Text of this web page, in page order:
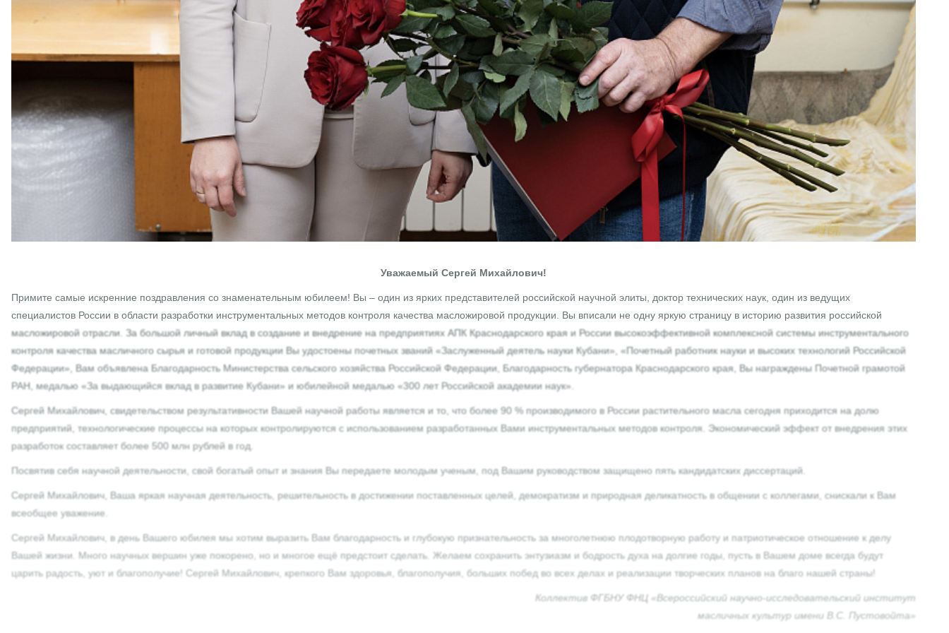
Уважаемый Сергей Михайлович!
Примите самые искренние поздравления со знаменательным юбилеем! Вы – один из ярких представителей российской научной элиты, доктор технических наук, один из ведущих
специалистов России в области разработки инструментальных методов контроля качества масложировой продукции. Вы вписали не одну яркую страницу в историю развития российской
масложировой отрасли. За большой личный вклад в создание и внедрение на предприятиях АПК Краснодарского края и России высокоэффективной комплексной системы инструментального
контроля качества масличного сырья и готовой продукции Вы удостоены почетных званий «Заслуженный деятель науки Кубани», «Почетный работник науки и высоких технологий Российской
Федерации», Вам объявлена Благодарность Министерства сельского хозяйства Российской Федерации, Благодарность губернатора Краснодарского края, Вы награждены Почетной грамотой
РАН, медалью «За выдающийся вклад в развитие Кубани» и юбилейной медалью «300 лет Российской академии наук».
Сергей Михайлович, свидетельством результативности Вашей научной работы является и то, что более 90 % производимого в России растительного масла сегодня приходится на долю
предприятий, технологические процессы на которых контролируются с использованием разработанных Вами инструментальных методов контроля. Экономический эффект от внедрения этих
разработок составляет более 500 млн рублей в год.
Посвятив себя научной деятельности, свой богатый опыт и знания Вы передаете молодым ученым, под Вашим руководством защищено пять кандидатских диссертаций.
Сергей Михайлович, Ваша яркая научная деятельность, решительность в достижении поставленных целей, демократизм и природная деликатность в общении с коллегами, снискали к Вам
всеобщее уважение.
Сергей Михайлович, в день Вашего юбилея мы хотим выразить Вам благодарность и глубокую признательность за многолетнюю плодотворную работу и патриотическое отношение к делу
Вашей жизни. Много научных вершин уже покорено, но и многое ещё предстоит сделать. Желаем сохранить энтузиазм и бодрость духа на долгие годы, пусть в Вашем доме всегда будут
царить радость, уют и благополучие! Сергей Михайлович, крепкого Вам здоровья, благополучия, больших побед во всех делах и реализации творческих планов на благо нашей страны!
Коллектив ФГБНУ ФНЦ «Всероссийский научно-исследовательский институт
масличных культур имени В.С. Пустовойта»